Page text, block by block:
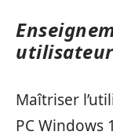
Maîtriser
PC Windows